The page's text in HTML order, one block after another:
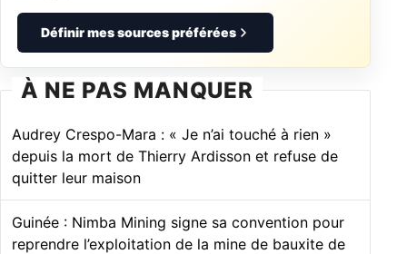
Définir mes sources préférées
À NE PAS MANQUER
Audrey Crespo-Mara : « Je n’ai touché à rien »
depuis la mort de Thierry Ardisson et refuse de
quitter leur maison
Guinée : Nimba Mining signe sa convention pour
reprendre l’exploitation de la mine de bauxite de